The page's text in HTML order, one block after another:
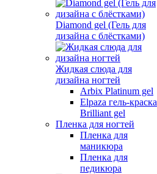
Diamond gel (Гель для
дизайна с блёстками)
Жидкая слюда для
дизайна ногтей
Arbix Platinum gel
Elpaza гель-краска
Brilliant gel
Пленка для ногтей
Пленка для
маникюра
Пленка для
педикюра